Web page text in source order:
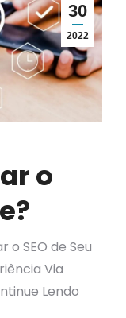
30
2022
o
o SEO de Seu
Via
Lendo